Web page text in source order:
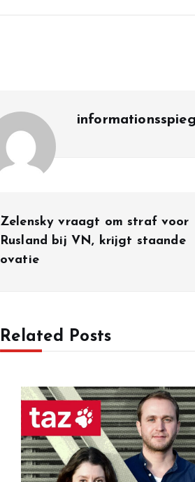
Zelensky vraagt om straf voor
Rusland bij VN, krijgt staande
ovatie
Related Posts